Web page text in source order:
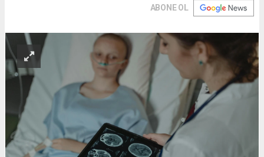
ABONE OL